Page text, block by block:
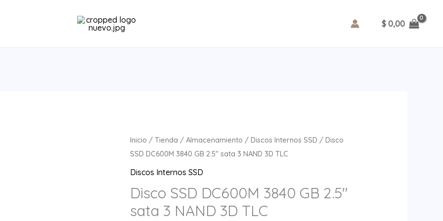
$0,00
Inicio /Tienda /Almacenamiento /Discos Internos SSD / Disco
SSD DC600M 3840 GB 2.5″ sata 3 NAND 3D TLC
Discos Internos SSD
Disco SSD DC600M 3840 GB 2.5″
sata 3 NAND 3D TLC
Disco
SSD
DC600M
GB
2.5"